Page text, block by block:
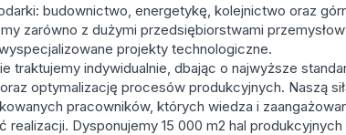
budownictwo, energetykę, kolejnictwo oraz
zarówno z dużymi przedsiębiorstwami
projekty technologiczne.
traktujemy indywidualnie, dbając o najwyższe
optymalizację procesów produkcyjnych. Naszą
pracowników, których wiedza i
realizacji. Dysponujemy 15 000 m2 hal